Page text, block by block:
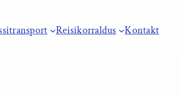
Reisikorraldus Kontakt